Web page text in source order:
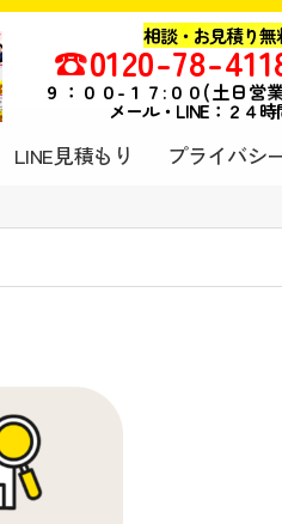
相談・お見積り無
☎️0120-78-
９ ：００-１７:００(土日営
メール・LINE：２４時
LINE見積もり プライバシ